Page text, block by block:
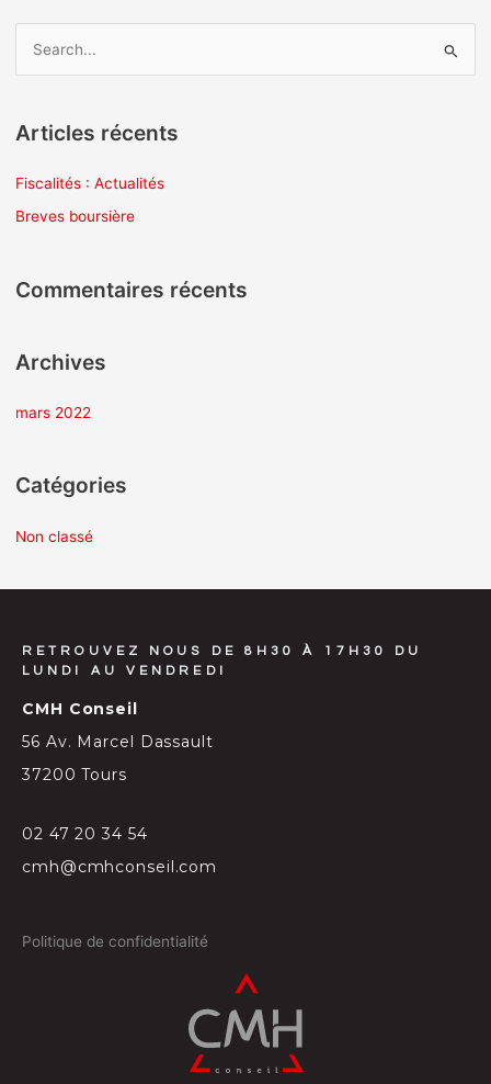
h
e
Articles récents
Fiscalités : Actualités
Breves boursière
Commentaires récents
Archives
mars 2022
Catégories
Non classé
RETROUVEZ NOUS DE 8H30 À 17H30 DU
LUNDI AU VENDREDI
CMH Conseil
56 Av. Marcel Dassault
37200 Tours
02 47 20 34 54
cmh@cmhconseil.com
Politique de confidentialité